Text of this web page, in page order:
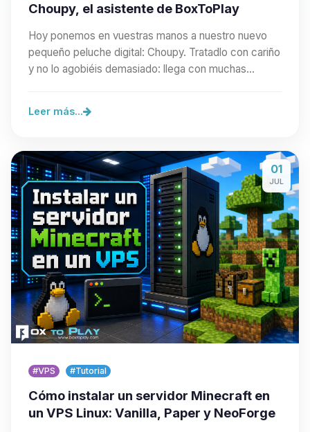
Choupy, el asistente de BoxToPlay
Hoy ponemos en vuestras manos a nuestro nuevo
pequeño peluche digital: Choupy. Tratadlo con cariño
y no lo agobiéis demasiado: llega con muchas
Leer más...
01
JUL
#VPS #Tutorial
Cómo instalar un servidor Minecraft en
un VPS Linux: Vanilla, Paper y NeoForge